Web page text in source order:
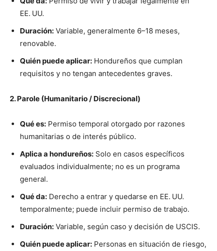
EE. UU.
Duración: Variable, generalmente 6–18 meses,
renovable.
Quién puede aplicar: Hondureños que cumplan
requisitos y no tengan antecedentes graves.
2. Parole (Humanitario / Discrecional)
Qué es: Permiso temporal otorgado por razones
humanitarias o de interés público.
Aplica a hondureños: Solo en casos específicos
evaluados individualmente; no es un programa
general.
Qué da: Derecho a entrar y quedarse en EE. UU.
temporalmente; puede incluir permiso de trabajo.
Duración: Variable, según caso y decisión de USCIS.
Quién puede aplicar: Personas en situación de riesgo,